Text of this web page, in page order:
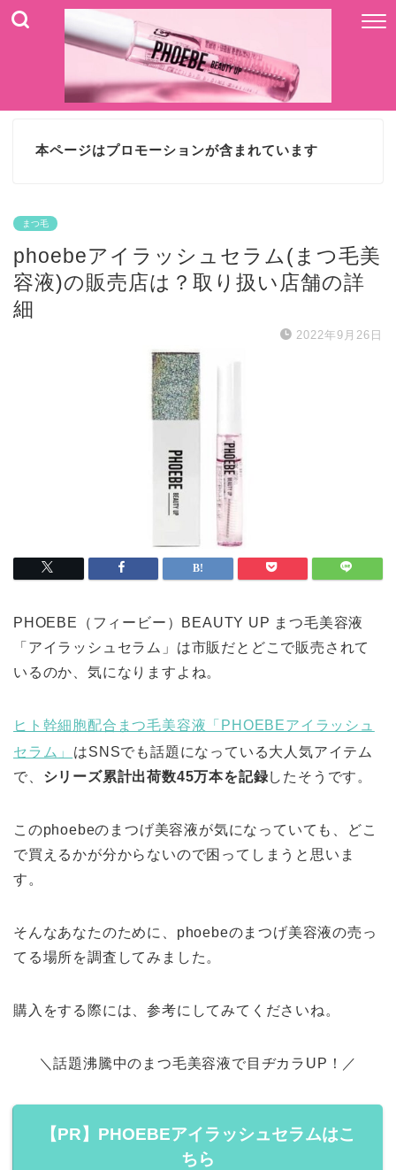
本ページはプロモーションが含まれています
まつ毛
phoebeアイラッシュセラム(まつ毛美
容液)の販売店は？取り扱い店舗の詳
細
2022年9月26日
PHOEBE（フィービー）BEAUTY UP まつ毛美容液
「アイラッシュセラム」は市販だとどこで販売されて
いるのか、気になりますよね。
ヒト幹細胞配合まつ毛美容液「PHOEBEアイラッシュ
セラム」
はSNSでも話題になっている大人気アイテム
で、 シリーズ累計出荷数45万本を記録したそうです。
このphoebeのまつげ美容液が気になっていても、どこ
で買えるかが分からないので困ってしまうと思いま
す。
そんなあなたのために、phoebeのまつげ美容液の売っ
てる場所を調査してみました。
購入をする際には、参考にしてみてくださいね。
＼話題沸騰中のまつ毛美容液で目ヂカラUP！／
【PR】PHOEBEアイラッシュセラムはこ
ちら